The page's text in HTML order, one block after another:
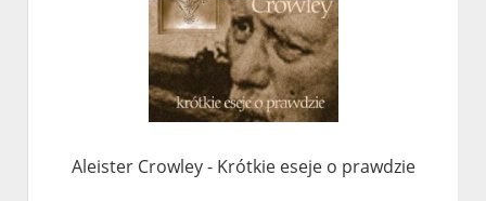
Aleister Crowley - Krótkie eseje o prawdzie